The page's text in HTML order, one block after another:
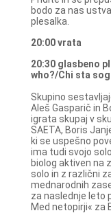
bodo za nas
plesalka.
20:00 vrata
20:30 glasbeno
who?/Chi sta
Skupino
Aleš Gasparič in
igrata skupaj v
SAETA, Boris
ki se uspešno
ima tudi svojo
biolog aktiven na
solo in z različni
mednarodnih
za naslednje leto
Med netopirji« za